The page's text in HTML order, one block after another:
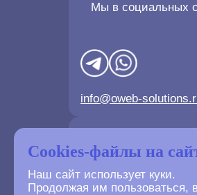
Cookies-файлы на
Наш сайт использует куки.
Продолжая им пользоваться,
Мы в социальных
info@oweb-